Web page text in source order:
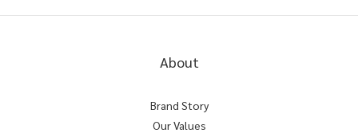
About
Brand Story
Our Values